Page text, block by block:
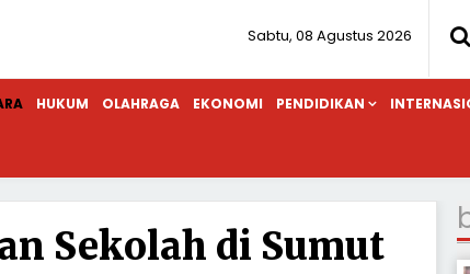
Sabtu, 08 Agustus 2026
HUKUM OLAHRAGA EKONOMI PENDIDIKAN
Sekolah di Sumut